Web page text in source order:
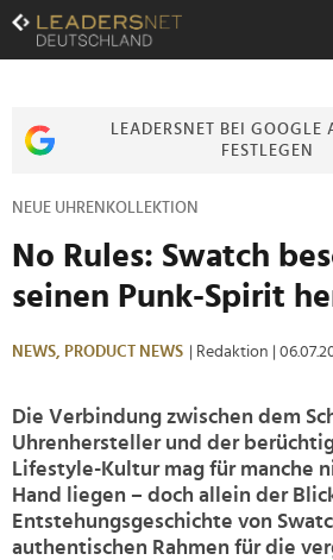
Zum
Inhalt
Zur
Zur
LEADERSNET BEI GOOGLE
FESTLEGEN
NEUE UHRENKOLLEKTION
No Rules: Swatch
seinen Punk-Spirit
NEWS, PRODUCT NEWS | Redaktion |
Die Verbindung zwischen dem
Uhrenhersteller und der
Lifestyle-Kultur mag für manche
Hand liegen – doch allein der
Entstehungsgeschichte von
authentischen Rahmen für die